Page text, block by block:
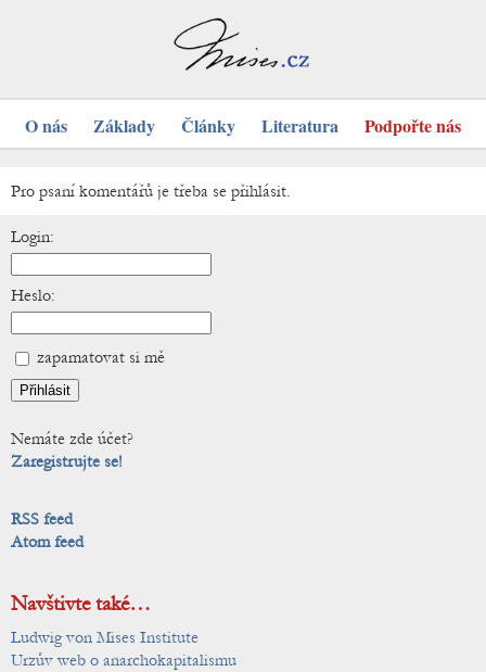
O nás Základy Články Literatura Podpořte nás
Pro psaní komentářů je třeba se přihlásit.
Login:
Heslo:
zapamatovat si mě
Nemáte zde účet?
Zaregistrujte se!
RSS feed
Atom feed
Navštivte také…
Ludwig von Mises Institute
Urzův web o anarchokapitalismu